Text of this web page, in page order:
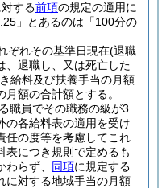
する前項の規定の適用に
」とあるのは「100分の
ぞれその基準日現在(退職
、退職し、又は死亡した
給料及び扶養手当の月額
額の合計額とする。
職員でその職務の級が3
の各給料表の適用を受け
任の度等を考慮してこれ
表につき規則で定めるも
らず、 同項に規定する
に対する地域手当の月額